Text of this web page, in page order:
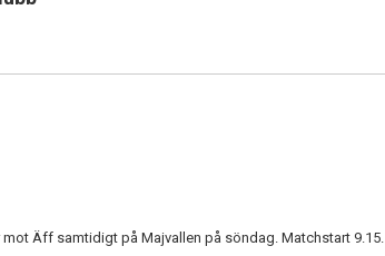
mot Äff samtidigt på Majvallen på söndag. Matchstart 9.15.